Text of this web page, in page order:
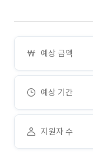
예상 금액
예상 기간
지원자 수